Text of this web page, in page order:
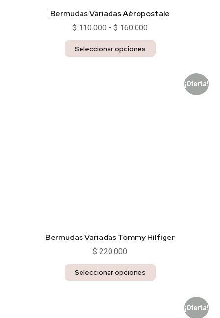
Bermudas Variadas Aéropostale
$ 110.000 - $ 160.000
Seleccionar opciones
¡Oferta!
Bermudas Variadas Tommy Hilfiger
$ 220.000
Seleccionar opciones
¡Oferta!